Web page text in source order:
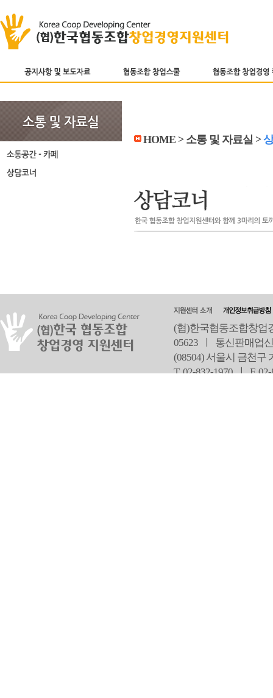
HOME > 소통 및 자료실 >
(협)한국협동조합창업
05623 ㅣ 통신판매업
(08504) 서울시 금천구
T 02-832-1970 ㅣF